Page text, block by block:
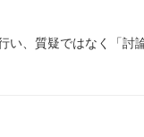
、質疑ではなく「討